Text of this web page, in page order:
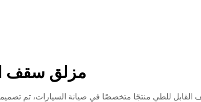
مزلق سقف
للطي منتجًا متخصصًا في صيانة السيارات، تم